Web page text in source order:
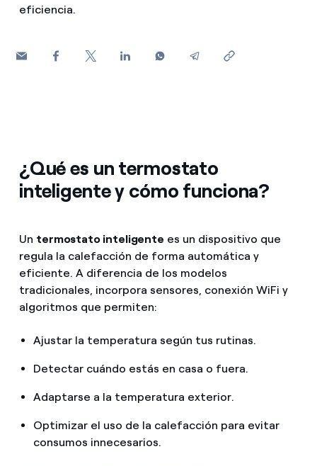
Cita previa Endesa: cómo pedir, cambiar o anular tu cita
Ofertas para autónomos y Pymes
¿Gestionas varias comunidades de propietarios?
eficiencia.
¿Qué es un termostato
inteligente y cómo funciona?
Un termostato inteligente es un dispositivo que
regula la calefacción de forma automática y
eficiente. A diferencia de los modelos
tradicionales, incorpora sensores, conexión WiFi y
algoritmos que permiten:
Ajustar la temperatura según tus rutinas.
Detectar cuándo estás en casa o fuera.
Adaptarse a la temperatura exterior.
Optimizar el uso de la calefacción para evitar
consumos innecesarios.